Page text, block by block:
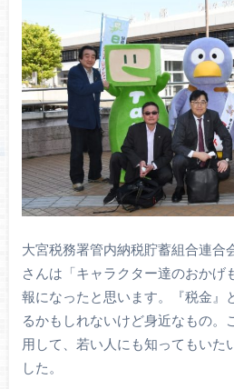
大宮税務署管内納税貯蓄組合連
さんは「キャラクター達のおかげ
報になったと思います。『税金』
るかもしれないけど身近なもの。
用して、若い人にも知ってもいた
した。